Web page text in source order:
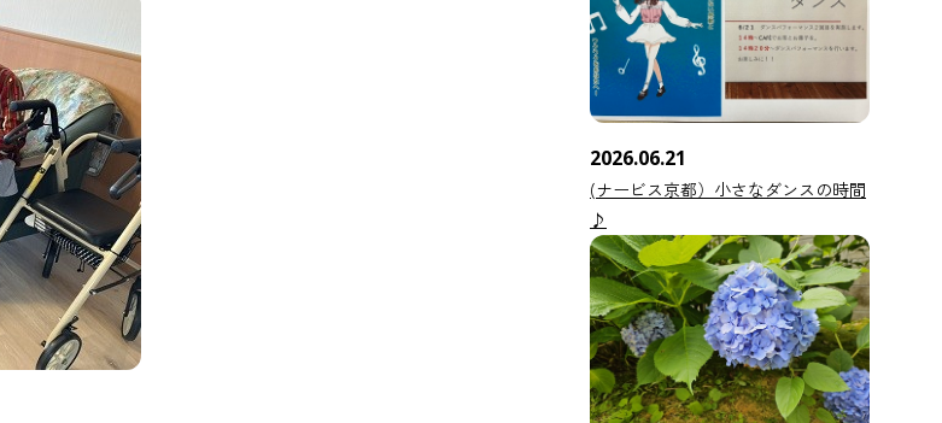
2026.06.21
(ナービス京都）小さなダンスの時間
♪